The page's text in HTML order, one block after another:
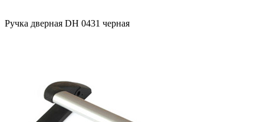
Ручка дверная DH 0431 черная